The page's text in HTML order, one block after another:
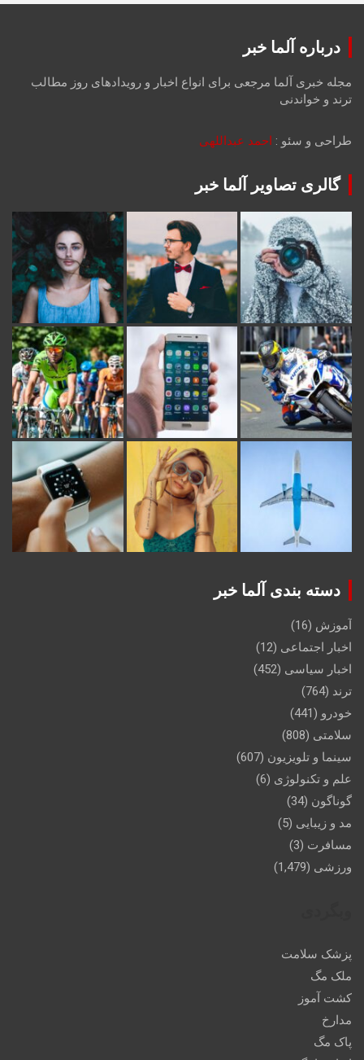
درباره آلما خبر
مجله خبری آلما مرجعی برای انواع اخبار و رویدادهای روز مطالب
ترند و خواندنی
طراحی و سئو : احمد عبداللهی
گالری تصاویر آلما خبر
دسته بندی آلما خبر
آموزش (16)
اخبار اجتماعی (12)
اخبار سیاسی (452)
ترند (764)
خودرو (441)
سلامتی (808)
سینما و تلویزیون (607)
علم و تکنولوژی (6)
گوناگون (34)
مد و زیبایی (5)
مسافرت (3)
ورزشی (1,479)
پزشک سلامت
ملک مگ
کشت آموز
مدارخ
پاک مگ